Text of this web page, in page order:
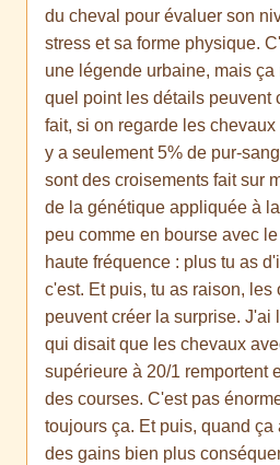
du cheval pour évaluer son
stress et sa forme physique.
une légende urbaine, mais ça
quel point les détails peuvent
fait, si on regarde les chevaux
y a seulement 5% de pur-
sont des croisements fait sur
de la génétique appliquée à
peu comme en bourse avec
haute fréquence : plus tu as
c'est. Et puis, tu as raison, les
peuvent créer la surprise. J'ai
qui disait que les chevaux
supérieure à 20/1 remportent
des courses. C'est pas
toujours ça. Et puis, quand ça
des gains bien plus